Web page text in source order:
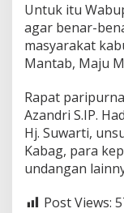
Untuk itu
agar benar-
masyarakat
Mantab, Maju
Rapat
Azandri S.IP.
Hj. Suwarti,
Kabag, para
undangan
Post Views: